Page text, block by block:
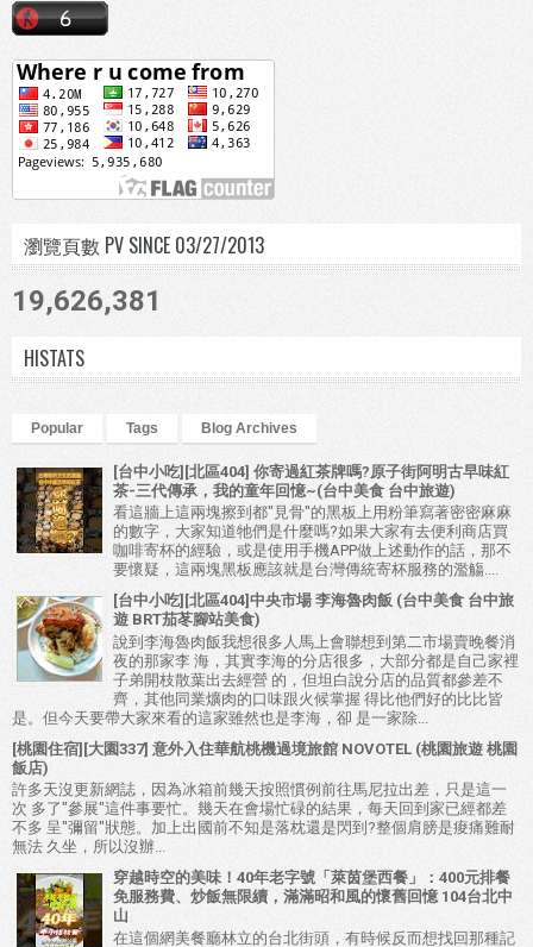
瀏覽頁數 PV SINCE 03/27/2013
19,626,381
HISTATS
Popular Tags Blog Archives
[台中小吃][北區404] 你寄過紅茶牌嗎?原子街阿明古早味紅
茶-三代傳承，我的童年回憶~(台中美食 台中旅遊)
看這牆上這兩塊擦到都"見骨"的黑板上用粉筆寫著密密麻麻
的數字，大家知道牠們是什麼嗎?如果大家有去便利商店買
咖啡寄杯的經驗，或是使用手機APP做上述動作的話，那不
要懷疑，這兩塊黑板應該就是台灣傳統寄杯服務的濫觴....
[台中小吃][北區404]中央市場 李海魯肉飯 (台中美食 台中旅
遊 BRT茄苳腳站美食)
說到李海魯肉飯我想很多人馬上會聯想到第二市場賣晚餐消
夜的那家李 海，其實李海的分店很多，大部分都是自己家裡
子弟開枝散葉出去經營 的，但坦白說分店的品質都參差不
齊，其他同業爌肉的口味跟火候掌握 得比他們好的比比皆
是。但今天要帶大家來看的這家雖然也是李海，卻 是一家除...
[桃園住宿][大園337] 意外入住華航桃機過境旅館 NOVOTEL (桃園旅遊 桃園
飯店)
許多天沒更新網誌，因為冰箱前幾天按照慣例前往馬尼拉出差，只是這一
次 多了"參展"這件事要忙。幾天在會場忙碌的結果，每天回到家已經都差
不多 呈"彌留"狀態。加上出國前不知是落枕還是閃到?整個肩膀是痠痛難耐
無法 久坐，所以沒辦...
穿越時空的美味！40年老字號「萊茵堡西餐」：400元排餐
免服務費、炒飯無限續，滿滿昭和風的懷舊回憶 104台北中
山
在這個網美餐廳林立的台北街頭，有時候反而想找回那種記